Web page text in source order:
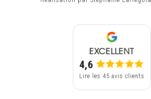
EXCELLENT
4,6
Lire les 45 avis clients